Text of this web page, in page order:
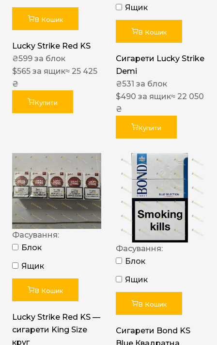
В Кошик
Lucky Strike Red KS
₴599 за блок
$565 за ящик≈ 25 425
₴
Купити
Ящик
В Кошик
Сигарети Lucky Strike
Demi
₴531 за блок
$490 за ящик≈ 22 050
₴
Купити
Фасування:
Блок
Ящик
В Кошик
Lucky Strike Red KS —
сигарети King Size
круг
Фасування:
Блок
Ящик
В Кошик
Сигарети Bond KS